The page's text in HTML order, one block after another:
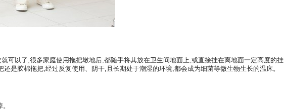
可以了,很多家庭使用拖把墩地后,都随手将其放在卫生间地面上,或直接挂在离地面一定高度的挂
是胶棉拖把,经过反复使用、阴干,且长期处于潮湿的环境,都会成为细菌等微生物生长的温床。